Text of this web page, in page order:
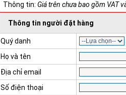
Thông tin: Giá trên chưa bao gồm VAT
Thông tin người đặt hàng
Quý danh
Họ và tên
Địa chỉ email
Số điện thoại